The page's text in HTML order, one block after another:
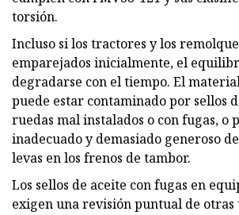
torsión.
Incluso si los tractores y los
emparejados inicialmente, el
degradarse con el tiempo. El
puede estar contaminado por sellos
ruedas mal instalados o con fugas, o
inadecuado y demasiado generoso
levas en los frenos de tambor.
Los sellos de aceite con fugas en
exigen una revisión puntual de otras